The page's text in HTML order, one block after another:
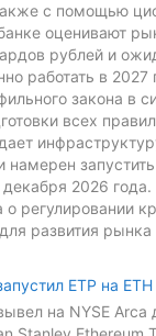
с помощью
оценивают
рублей и
работать в 2027
закона в
всех
намерен
декабря 2026
о регулировании
развития рынка
ETP на ETH
на NYSE